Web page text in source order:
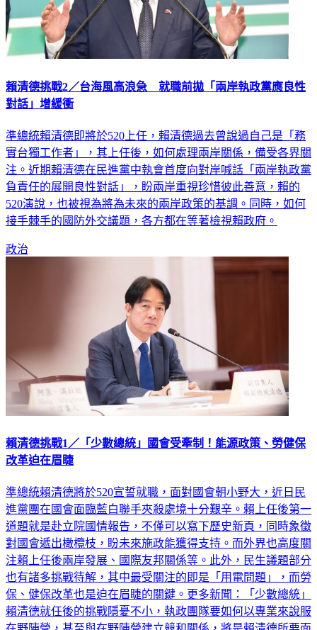
賴清德挑戰2／台海風高浪急 就職前拋「兩岸執政黨應良性
對話」增緩衝
準總統賴清德即將於520上任，賴清德過去曾說過自己是「務
實台獨工作者」，其上任後，如何處理兩岸關係，備受各界關
注。近期賴清德在民進黨中執會首度向對岸喊話「兩岸執政黨
負責任的展開良性對話」，盼兩岸重視珍惜彼此善意，賴的
520演說，也被視為將為未來的兩岸政策的基調。同時，如何
接手棘手的國防外交議題，各方都在等著檢視賴政府。
政治
賴清德挑戰1／「少數總統」國會受牽制！能源政策、勞健保
改革迫在眉睫
準總統賴清德將於520宣誓就職，面對國會朝小野大，近日民
進黨團在國會面臨藍白聯手夾殺處境十分艱辛。賴上任後第一
道題就是赴立院國情報告，不僅可以寫下歷史新頁，同時象徵
對國會遞出橄欖枝，盼未來施政能獲得支持。而外界也高度關
注賴上任後兩岸發展、國際友邦關係等。此外，民生議題部分
也有諸多挑戰待解，其中最受關注的即是「用電問題」，而勞
保、健保改革也是迫在眉睫的關鍵。更多新聞：「少數總統」
賴清德就任後的挑戰隱憂不小，執政團隊要如何以專業來說服